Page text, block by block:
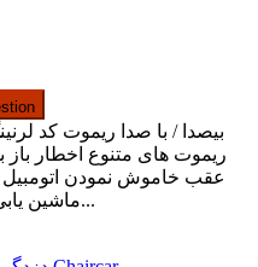
ریموت های متنوع اخطار باز
عقب خاموش نمودن
ماشین یابی فعال و قفل شدن دربها به صورت...